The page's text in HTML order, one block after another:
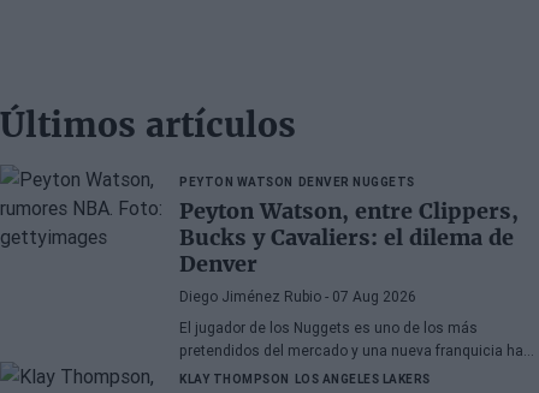
Últimos artículos
PEYTON WATSON DENVER NUGGETS
Peyton Watson, entre Clippers,
Bucks y Cavaliers: el dilema de
Denver
Diego Jiménez Rubio - 07 Aug 2026
El jugador de los Nuggets es uno de los más
pretendidos del mercado y una nueva franquicia ha
entrado en la puja.
KLAY THOMPSON LOS ANGELES LAKERS